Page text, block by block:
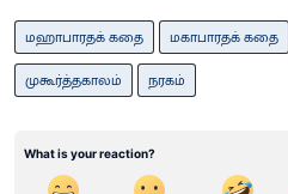
மஹாபாரதக் கதை மகாபாரதக் கதை
முகூர்த்தகாலம்
நரகம்